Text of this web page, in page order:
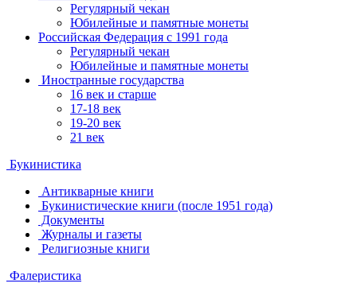
Регулярный чекан
Юбилейные и памятные монеты
Российская Федерация с 1991 года
Регулярный чекан
Юбилейные и памятные монеты
Иностранные государства
16 век и старше
17-18 век
19-20 век
21 век
Букинистика
Антикварные книги
Букинистические книги (после 1951 года)
Документы
Журналы и газеты
Религиозные книги
Фалеристика